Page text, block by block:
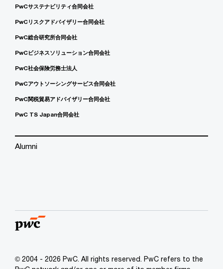
PwCサステナビリティ合同会社
PwCリスクアドバイザリー合同会社
PwC総合研究所合同会社
PwCビジネスソリューション合同会社
PwC社会保険労務士法人
PwCアウトソーシングサービス合同会社
PwC関税貿易アドバイザリー合同会社
PwC TS Japan合同会社
Alumni
© 2004 - 2026 PwC. All rights reserved. PwC refers to the